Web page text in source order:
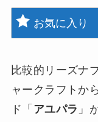
お気に入り
比較的リーズナ
ャークラフトか
ド「 アユパラ 」